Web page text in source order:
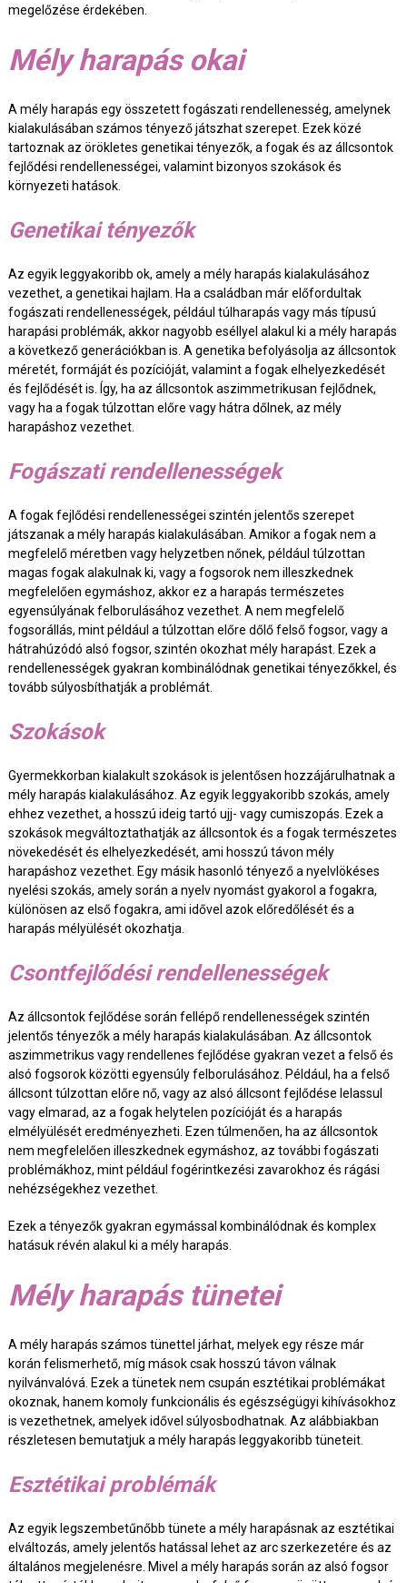
megelőzése érdekében.
Mély harapás okai
A mély harapás egy összetett fogászati rendellenesség, amelynek
kialakulásában számos tényező játszhat szerepet. Ezek közé
tartoznak az örökletes genetikai tényezők, a fogak és az állcsontok
fejlődési rendellenességei, valamint bizonyos szokások és
környezeti hatások.
Genetikai tényezők
Az egyik leggyakoribb ok, amely a mély harapás kialakulásához
vezethet, a genetikai hajlam. Ha a családban már előfordultak
fogászati rendellenességek, például túlharapás vagy más típusú
harapási problémák, akkor nagyobb eséllyel alakul ki a mély harapás
a következő generációkban is. A genetika befolyásolja az állcsontok
méretét, formáját és pozícióját, valamint a fogak elhelyezkedését
és fejlődését is. Így, ha az állcsontok aszimmetrikusan fejlődnek,
vagy ha a fogak túlzottan előre vagy hátra dőlnek, az mély
harapáshoz vezethet.
Fogászati rendellenességek
A fogak fejlődési rendellenességei szintén jelentős szerepet
játszanak a mély harapás kialakulásában. Amikor a fogak nem a
megfelelő méretben vagy helyzetben nőnek, például túlzottan
magas fogak alakulnak ki, vagy a fogsorok nem illeszkednek
megfelelően egymáshoz, akkor ez a harapás természetes
egyensúlyának felborulásához vezethet. A nem megfelelő
fogsorállás, mint például a túlzottan előre dőlő felső fogsor, vagy a
hátrahúzódó alsó fogsor, szintén okozhat mély harapást. Ezek a
rendellenességek gyakran kombinálódnak genetikai tényezőkkel, és
tovább súlyosbíthatják a problémát.
Szokások
Gyermekkorban kialakult szokások is jelentősen hozzájárulhatnak a
mély harapás kialakulásához. Az egyik leggyakoribb szokás, amely
ehhez vezethet, a hosszú ideig tartó ujj- vagy cumiszopás. Ezek a
szokások megváltoztathatják az állcsontok és a fogak természetes
növekedését és elhelyezkedését, ami hosszú távon mély
harapáshoz vezethet. Egy másik hasonló tényező a nyelvlökéses
nyelési szokás, amely során a nyelv nyomást gyakorol a fogakra,
különösen az első fogakra, ami idővel azok előredőlését és a
harapás mélyülését okozhatja.
Csontfejlődési rendellenességek
Az állcsontok fejlődése során fellépő rendellenességek szintén
jelentős tényezők a mély harapás kialakulásában. Az állcsontok
aszimmetrikus vagy rendellenes fejlődése gyakran vezet a felső és
alsó fogsorok közötti egyensúly felborulásához. Például, ha a felső
állcsont túlzottan előre nő, vagy az alsó állcsont fejlődése lelassul
vagy elmarad, az a fogak helytelen pozícióját és a harapás
elmélyülését eredményezheti. Ezen túlmenően, ha az állcsontok
nem megfelelően illeszkednek egymáshoz, az további fogászati
problémákhoz, mint például fogérintkezési zavarokhoz és rágási
nehézségekhez vezethet.
Ezek a tényezők gyakran egymással kombinálódnak és komplex
hatásuk révén alakul ki a mély harapás.
Mély harapás tünetei
A mély harapás számos tünettel járhat, melyek egy része már
korán felismerhető, míg mások csak hosszú távon válnak
nyilvánvalóvá. Ezek a tünetek nem csupán esztétikai problémákat
okoznak, hanem komoly funkcionális és egészségügyi kihívásokhoz
is vezethetnek, amelyek idővel súlyosbodhatnak. Az alábbiakban
részletesen bemutatjuk a mély harapás leggyakoribb tüneteit.
Esztétikai problémák
Az egyik legszembetűnőbb tünete a mély harapásnak az esztétikai
elváltozás, amely jelentős hatással lehet az arc szerkezetére és az
általános megjelenésre. Mivel a mély harapás során az alsó fogsor